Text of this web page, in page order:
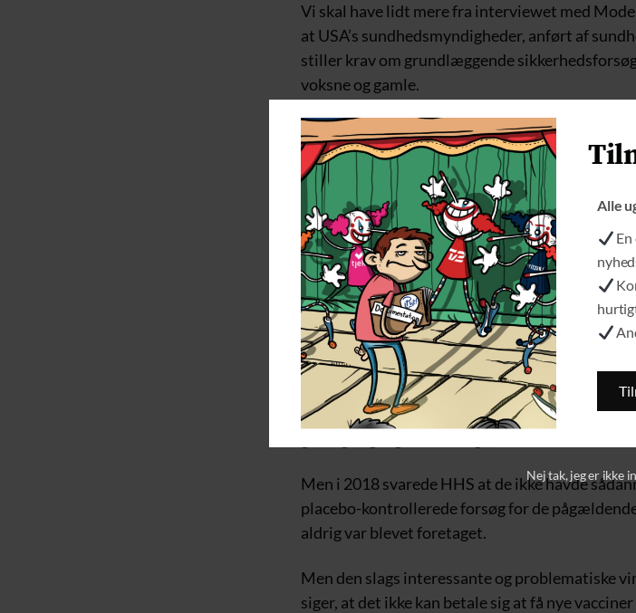
Vi skal have lidt mere fra interviewet med
at USA’s sundhedsmyndigheder, anført af
stiller krav om grundlæggende
voksne og gamle.
Robert F. Kennedy Jr. har længe udtrykt skarp
mangel på samme – der dannede baggrund for
børnevaccinationsprogram, før RFK Jr. kom til.
RFK Jr. (via hans organisation Children’s
har gentagne gange hævdet, at ingen af
børnevaccinationsprogram (CDC’s childhood
kliniske forsøg mod en inert placebo (f.eks.
Det ved han, fordi han i 2017 sagsøgte HHS
som Anthony Fauci (der senere blev kendt som
del’ af verdens corona-general) dengang var
(FOIA) for at få de påståede sikkerhedsstudier.
Men i 2018 svarede HHS at de ikke havde
placebo-kontrollerede forsøg for de
aldrig var blevet foretaget.
Men den slags interessante og problematiske
siger, at det ikke kan betale sig at få nye
Alle
Nej tak, jeg er ikke